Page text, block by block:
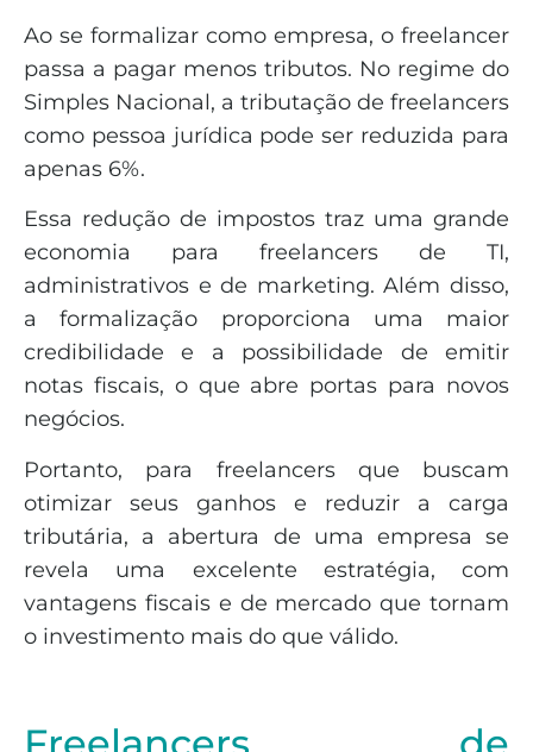
Ao se formalizar como empresa, o freelancer
passa a pagar menos tributos. No regime do
Simples Nacional, a tributação de freelancers
como pessoa jurídica pode ser reduzida para
apenas 6%.
Essa redução de impostos traz uma grande
economia para freelancers de TI,
administrativos e de marketing. Além disso,
a formalização proporciona uma maior
credibilidade e a possibilidade de emitir
notas fiscais, o que abre portas para novos
negócios.
Portanto, para freelancers que buscam
otimizar seus ganhos e reduzir a carga
tributária, a abertura de uma empresa se
revela uma excelente estratégia, com
vantagens fiscais e de mercado que tornam
o investimento mais do que válido.
Freelancers de